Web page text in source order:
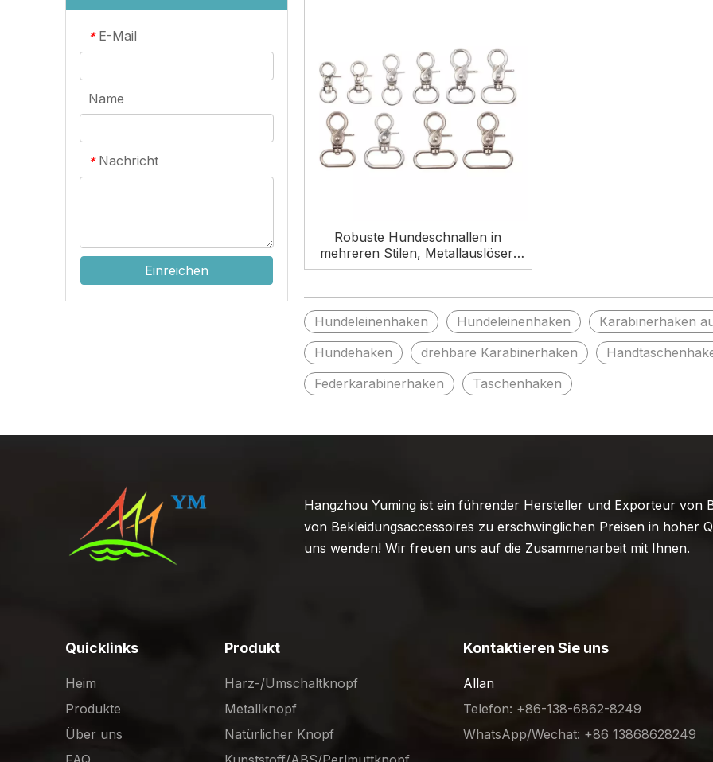
* E-Mail
Name
* Nachricht
Einreichen
Robuste Hundeschnallen in
mehreren Stilen, Metallauslöser,
Karabinerverschluss, drehbarer
Hundeleinenhaken Hundeleinenhaken Karabinerhaken
Hundehaken
drehbare Karabinerhaken
Federkarabinerhaken
Taschenhaken
Hangzhou Yuming ist ein führender Hersteller und Exporteur von
von Bekleidungsaccessoires zu erschwinglichen Preisen in hoher
uns wenden! Wir freuen uns auf die Zusammenarbeit mit Ihnen.
Quicklinks
Heim
Produkte
Über uns
Produkt
Harz-/Umschaltknopf
Metallknopf
Natürlicher Knopf
Kontaktieren Sie uns
Allan
Telefon: +86-138-6862-8249
WhatsApp/Wechat: +86 13868628249